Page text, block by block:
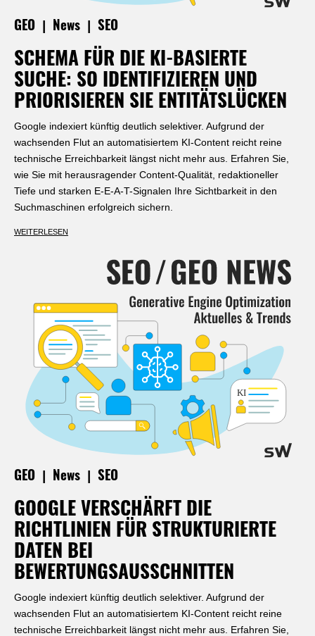
GEO News SEO
SCHEMA FÜR DIE KI-BASIERTE
SUCHE: SO IDENTIFIZIEREN UND
PRIORISIEREN SIE ENTITÄTSLÜCKEN
Google indexiert künftig deutlich selektiver. Aufgrund der
wachsenden Flut an automatisiertem KI-Content reicht reine
technische Erreichbarkeit längst nicht mehr aus. Erfahren Sie,
wie Sie mit herausragender Content-Qualität, redaktioneller
Tiefe und starken E-E-A-T-Signalen Ihre Sichtbarkeit in den
Suchmaschinen erfolgreich sichern.
WEITERLESEN
GEO | News | SEO
GOOGLE VERSCHÄRFT DIE
RICHTLINIEN FÜR STRUKTURIERTE
DATEN BEI
BEWERTUNGSAUSSCHNITTEN
Google indexiert künftig deutlich selektiver. Aufgrund der
wachsenden Flut an automatisiertem KI-Content reicht reine
technische Erreichbarkeit längst nicht mehr aus. Erfahren Sie,